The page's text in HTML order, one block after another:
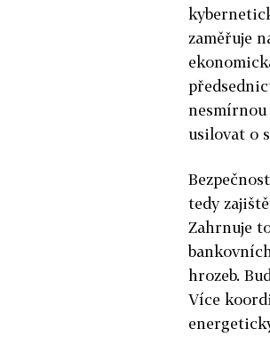
zaměřuje
nesmírnou
usilovat o
tedy
Zahrnuje
hrozeb.
Více